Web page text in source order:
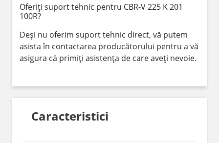
Oferiți suport tehnic pentru CBR-V 225 K 201
100R?
Deși nu oferim suport tehnic direct, vă putem
asista în contactarea producătorului pentru a vă
asigura că primiți asistența de care aveți nevoie.
Caracteristici